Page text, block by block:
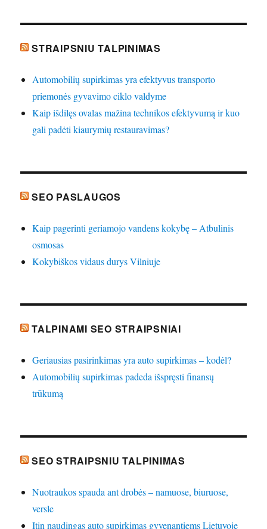
STRAIPSNIU TALPINIMAS
Automobilių supirkimas yra efektyvus transporto
priemonės gyvavimo ciklo valdyme
Kaip išdilęs ovalas mažina technikos efektyvumą ir kuo
gali padėti kiaurymių restauravimas?
SEO PASLAUGOS
Kaip pagerinti geriamojo vandens kokybę – Atbulinis
osmosas
Kokybiškos vidaus durys Vilniuje
TALPINAMI SEO STRAIPSNIAI
Geriausias pasirinkimas yra auto supirkimas – kodėl?
Automobilių supirkimas padeda išspręsti finansų
trūkumą
SEO STRAIPSNIU TALPINIMAS
Nuotraukos spauda ant drobės – namuose, biuruose,
versle
Itin naudingas auto supirkimas gyvenantiems Lietuvoje